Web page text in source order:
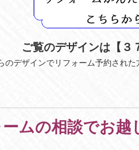
ご覧のデザインは【３
のデザインでリフォーム予約された
ームの相談でお